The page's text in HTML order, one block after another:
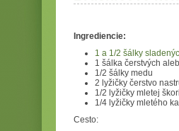
Ingrediencie:
1 a 1/2 šálky
1 šálka čerstvých
1/2 šálky medu
2 lyžičky čerstvo
1/2 lyžičky mletej
1/4 lyžičky mletého
Cesto: